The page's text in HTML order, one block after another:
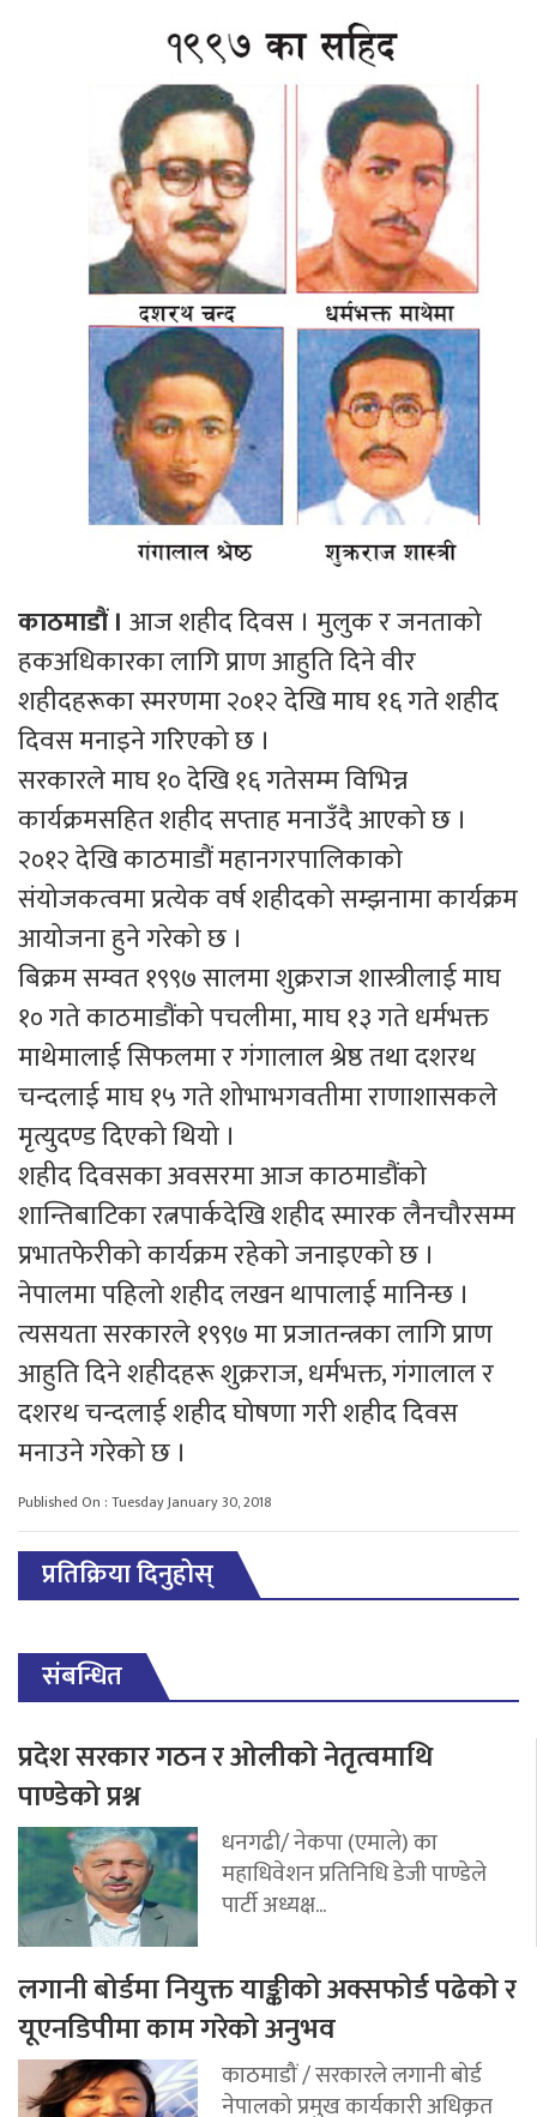
काठमाडौं । आज शहीद दिवस । मुलुक र जनताको
हकअधिकारका लागि प्राण आहुति दिने वीर
शहीदहरूका स्मरणमा २०१२ देखि माघ १६ गते शहीद
दिवस मनाइने गरिएको छ ।
सरकारले माघ १० देखि १६ गतेसम्म विभिन्न
कार्यक्रमसहित शहीद सप्ताह मनाउँदै आएको छ ।
२०१२ देखि काठमाडौं महानगरपालिकाको
संयोजकत्वमा प्रत्येक वर्ष शहीदको सम्झनामा कार्यक्रम
आयोजना हुने गरेको छ ।
बिक्रम सम्वत १९९७ सालमा शुक्रराज शास्त्रीलाई माघ
१० गते काठमाडौंको पचलीमा, माघ १३ गते धर्मभक्त
माथेमालाई सिफलमा र गंगालाल श्रेष्ठ तथा दशरथ
चन्दलाई माघ १५ गते शोभाभगवतीमा राणाशासकले
मृत्युदण्ड दिएको थियो ।
शहीद दिवसका अवसरमा आज काठमाडौंको
शान्तिबाटिका रत्नपार्कदेखि शहीद स्मारक लैनचौरसम्म
प्रभातफेरीको कार्यक्रम रहेको जनाइएको छ ।
नेपालमा पहिलो शहीद लखन थापालाई मानिन्छ ।
त्यसयता सरकारले १९९७ मा प्रजातन्त्रका लागि प्राण
आहुति दिने शहीदहरू शुक्रराज, धर्मभक्त, गंगालाल र
दशरथ चन्दलाई शहीद घोषणा गरी शहीद दिवस
मनाउने गरेको छ ।
Published On : Tuesday January 30, 2018
प्रतिक्रिया दिनुहोस्
संबन्धित
प्रदेश सरकार गठन र ओलीको नेतृत्वमाथि
पाण्डेको प्रश्न
धनगढी/ नेकपा (एमाले) का
महाधिवेशन प्रतिनिधि डेजी पाण्डेले
पार्टी अध्यक्ष...
लगानी बोर्डमा नियुक्त याङ्कीको अक्सफोर्ड पढेको र
यूएनडिपीमा काम गरेको अनुभव
काठमाडौं / सरकारले लगानी बोर्ड
नेपालको प्रमुख कार्यकारी अधिकृत